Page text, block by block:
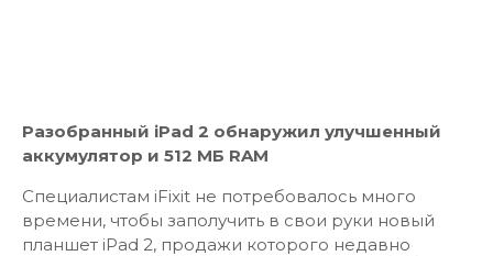
Разобранный iPad 2 обнаружил улучшенный
аккумулятор и 512 МБ RAM
Специалистам iFixit не потребовалось много
времени, чтобы заполучить в свои руки новый
планшет iPad 2, продажи которого недавно